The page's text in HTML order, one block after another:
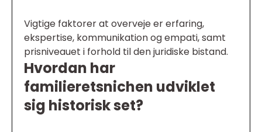
Vigtige faktorer at overveje er erfaring,
ekspertise, kommunikation og empati, samt
prisniveauet i forhold til den juridiske bistand.
Hvordan har
familieretsnichen udviklet
sig historisk set?